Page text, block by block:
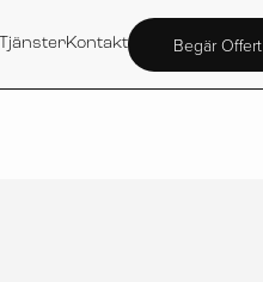
TjänsterKontakt Begär Offert